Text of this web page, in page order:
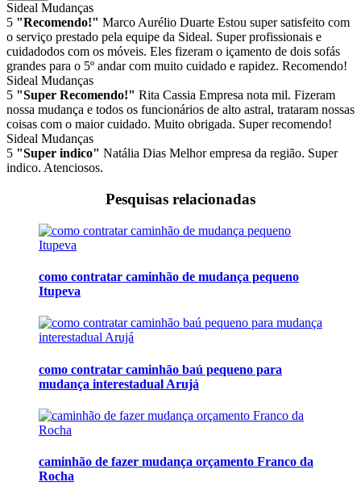
Sideal Mudanças
5 "Recomendo!" Marco Aurélio Duarte Estou super satisfeito com
o serviço prestado pela equipe da Sideal. Super profissionais e
cuidadodos com os móveis. Eles fizeram o içamento de dois sofás
grandes para o 5º andar com muito cuidado e rapidez. Recomendo!
Sideal Mudanças
5 "Super Recomendo!" Rita Cassia Empresa nota mil. Fizeram
nossa mudança e todos os funcionários de alto astral, trataram nossas
coisas com o maior cuidado. Muito obrigada. Super recomendo!
Sideal Mudanças
5 "Super indico" Natália Dias Melhor empresa da região. Super
indico. Atenciosos.
Pesquisas relacionadas
como contratar caminhão de mudança pequeno
Itupeva
como contratar caminhão baú pequeno para
mudança interestadual Arujá
caminhão de fazer mudança orçamento Franco da
Rocha